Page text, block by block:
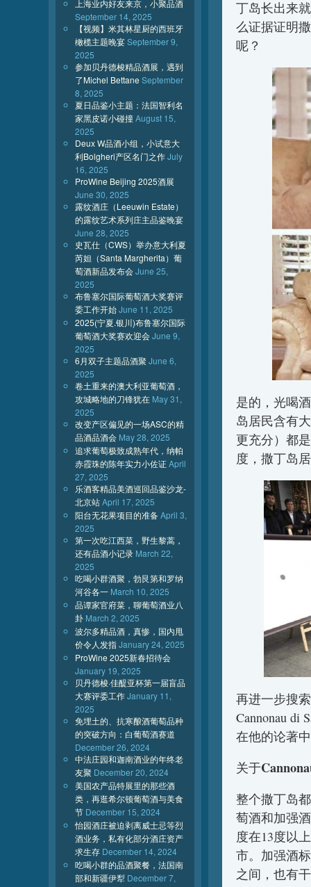
丁岛长出来
么证据证明
呢？
是的，光喝
岛居民含有
更充分）都
度，撒丁岛
再进一步搜
Cannonau di
在他的论著
关于
整个撒丁岛
萄酒和加强
度在13度以
市。加强酒
之间，也有
上海业内好友来京，小聚品酒
September 14, 2025
【视频】米其林星厨的西班牙
橄榄主题晚宴September 9,
2025
参加贝丹德梭精品酒展，遇到
了Michel Bettane September
8, 2025
夏日品鉴小主题：法国智利名
家黑皮诺小碰撞August 15,
2025
Deux W品酒小组，小试意大
利Bolgheri产区名门之作July
16, 2025
ProWine Beijing 2025酒展
June 30, 2025
露纹酒庄（Leeuwin Estate）
的露纹艺术系列庄主品鉴晚宴
June 28, 2025
史瓦仕（CWS）举办意大利夏
芮妲（Santa Margherita）葡
萄酒新品发布会June 25,
2025
布鲁塞尔国际葡萄酒大奖赛评
委工作开始June 11, 2025
2025(宁夏.银川)布鲁塞尔国际
葡萄酒大奖赛欢迎会June 9,
2025
6月双子主题品酒聚 June 6,
2025
卷土重来的澳大利亚葡萄酒，
攻城略地的刀锋犹在 May 31,
2025
改变产区偏见的一场ASC的精
品酒品酒会 May 28, 2025
追求葡萄极致成熟年代，纳帕
赤霞珠的陈年实力小佐证April
27, 2025
乐酒客精品美酒巡回品鉴沙龙-
北京站April 17, 2025
阳台无花果项目的准备April 3,
2025
第一次吃江西菜，野生黎蒿，
还有品酒小记录 March 22,
2025
吃喝小群酒聚，勃艮第和罗纳
河谷各一 March 10, 2025
品谭家官府菜，聊葡萄酒业八
卦 March 2, 2025
波尔多精品酒，真惨，国内甩
价令人发指January 24, 2025
ProWine 2025新春招待会
January 19, 2025
贝丹德梭·佳醍亚杯第一届盲品
大赛评委工作January 11,
2025
免埋土的、抗寒酿酒葡萄品种
的突破方向：白葡萄酒赛道
December 26, 2024
中法庄园和迦南酒业的年终老
友聚 December 20, 2024
美国农产品特展里的那些酒
类，再逛希尔顿葡萄酒与美食
节 December 15, 2024
怡园酒庄被迫剥离威士忌等烈
酒业务，私有化部分酒庄资产
求生存 December 14, 2024
吃喝小群的品酒聚餐，法国南
部和新疆伊犁 December 7,